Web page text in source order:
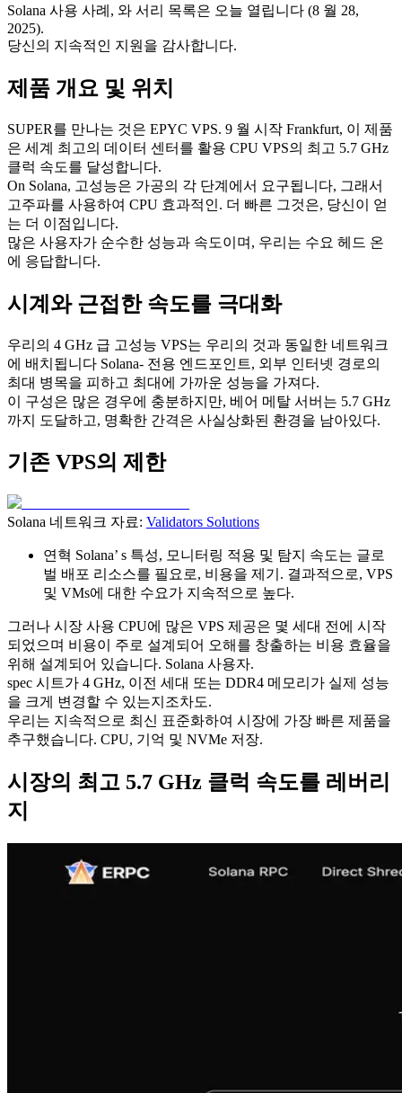
Solana 사용 사례, 와 서리 목록은 오늘 열립니다 (8 월 28,
2025).
당신의 지속적인 지원을 감사합니다.
제품 개요 및 위치
SUPER를 만나는 것은 EPYC VPS. 9 월 시작 Frankfurt, 이 제품
은 세계 최고의 데이터 센터를 활용 CPU VPS의 최고 5.7 GHz
클럭 속도를 달성합니다.
On Solana, 고성능은 가공의 각 단계에서 요구됩니다, 그래서
고주파를 사용하여 CPU 효과적인. 더 빠른 그것은, 당신이 얻
는 더 이점입니다.
많은 사용자가 순수한 성능과 속도이며, 우리는 수요 헤드 온
에 응답합니다.
시계와 근접한 속도를 극대화
우리의 4 GHz 급 고성능 VPS는 우리의 것과 동일한 네트워크
에 배치됩니다 Solana- 전용 엔드포인트, 외부 인터넷 경로의
최대 병목을 피하고 최대에 가까운 성능을 가져다.
이 구성은 많은 경우에 충분하지만, 베어 메탈 서버는 5.7 GHz
까지 도달하고, 명확한 간격은 사실상화된 환경을 남아있다.
기존 VPS의 제한
Solana 네트워크 자료: Validators Solutions
연혁 Solana’ s 특성, 모니터링 적용 및 탐지 속도는 글로
벌 배포 리소스를 필요로, 비용을 제기. 결과적으로, VPS
및 VMs에 대한 수요가 지속적으로 높다.
그러나 시장 사용 CPU에 많은 VPS 제공은 몇 세대 전에 시작
되었으며 비용이 주로 설계되어 오해를 창출하는 비용 효율을
위해 설계되어 있습니다. Solana 사용자.
spec 시트가 4 GHz, 이전 세대 또는 DDR4 메모리가 실제 성능
을 크게 변경할 수 있는지조차도.
우리는 지속적으로 최신 표준화하여 시장에 가장 빠른 제품을
추구했습니다. CPU, 기억 및 NVMe 저장.
시장의 최고 5.7 GHz 클럭 속도를 레버리
지